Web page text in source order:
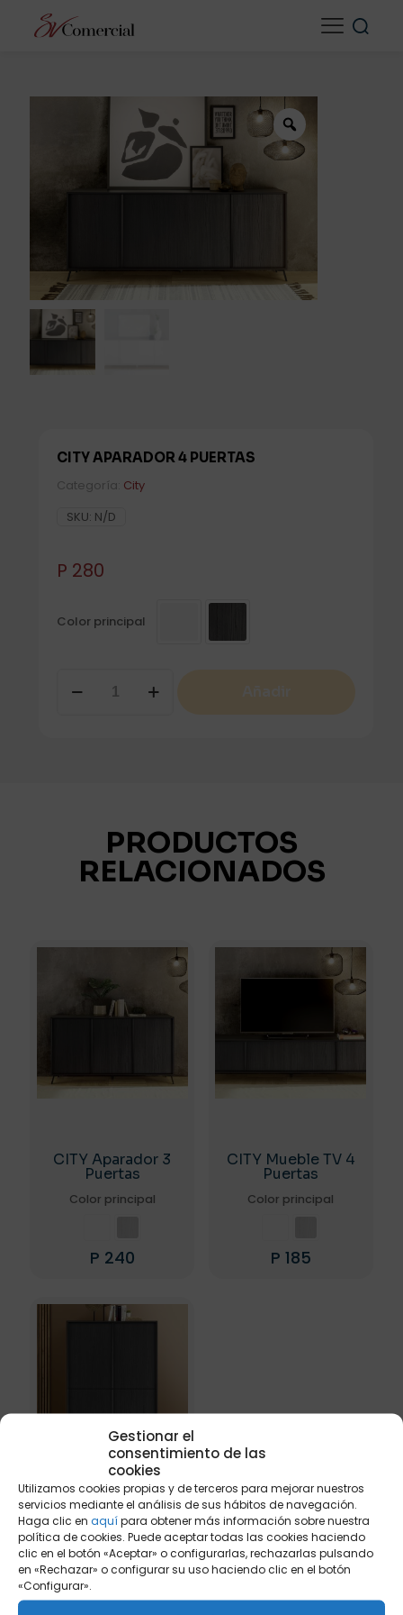
Gestionar el
consentimiento de las
cookies
Utilizamos cookies propias y de terceros para mejorar nuestros
servicios mediante el análisis de sus hábitos de navegación.
Haga clic en aquípara obtener más información sobre nuestra
política de cookies. Puede aceptar todas las cookies haciendo
clic en el botón «Aceptar» o configurarlas, rechazarlas pulsando
en «Rechazar» o configurar su uso haciendo clic en el botón
«Configurar».
CITY APARADOR 4 PUERTAS
Categoría: City
SKU: N/D
P 280
Color principal
Aparador
PRODUCTOS
RELACIONADOS
CITY Aparador 3
Puertas
Color principal
P 240
tiene
pueden
elegir
en
la
página
de
producto
CITY Mueble TV 4
Puertas
Color principal
P 185
pueden
página
de
producto
CITY Módulo 4
Puertas
Color principal